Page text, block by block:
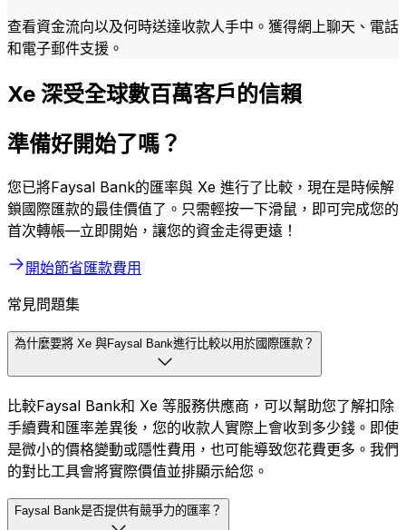
查看資金流向以及何時送達收款人手中。獲得網上聊天、電話
和電子郵件支援。
Xe 深受全球數百萬客戶的信賴
準備好開始了嗎？
您已將Faysal Bank的匯率與 Xe 進行了比較，現在是時候解
鎖國際匯款的最佳價值了。只需輕按一下滑鼠，即可完成您的
首次轉帳—立即開始，讓您的資金走得更遠！
開始節省匯款費用
常見問題集
為什麼要將 Xe 與Faysal Bank進行比較以用於國際匯款？
比較Faysal Bank和 Xe 等服務供應商，可以幫助您了解扣除
手續費和匯率差異後，您的收款人實際上會收到多少錢。即使
是微小的價格變動或隱性費用，也可能導致您花費更多。我們
的對比工具會將實際價值並排顯示給您。
Faysal Bank是否提供有競爭力的匯率？